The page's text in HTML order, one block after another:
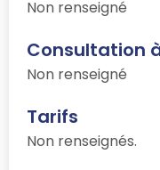
Non renseigné
Consultation
Non renseigné
Tarifs
Non renseignés.